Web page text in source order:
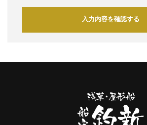
入力内容を確認する